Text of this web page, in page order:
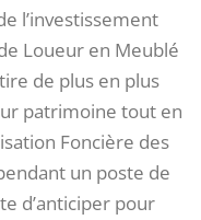
l’investissement
Loueur en Meublé
de plus en plus
patrimoine tout en
Foncière des
un poste de
d’anticiper pour